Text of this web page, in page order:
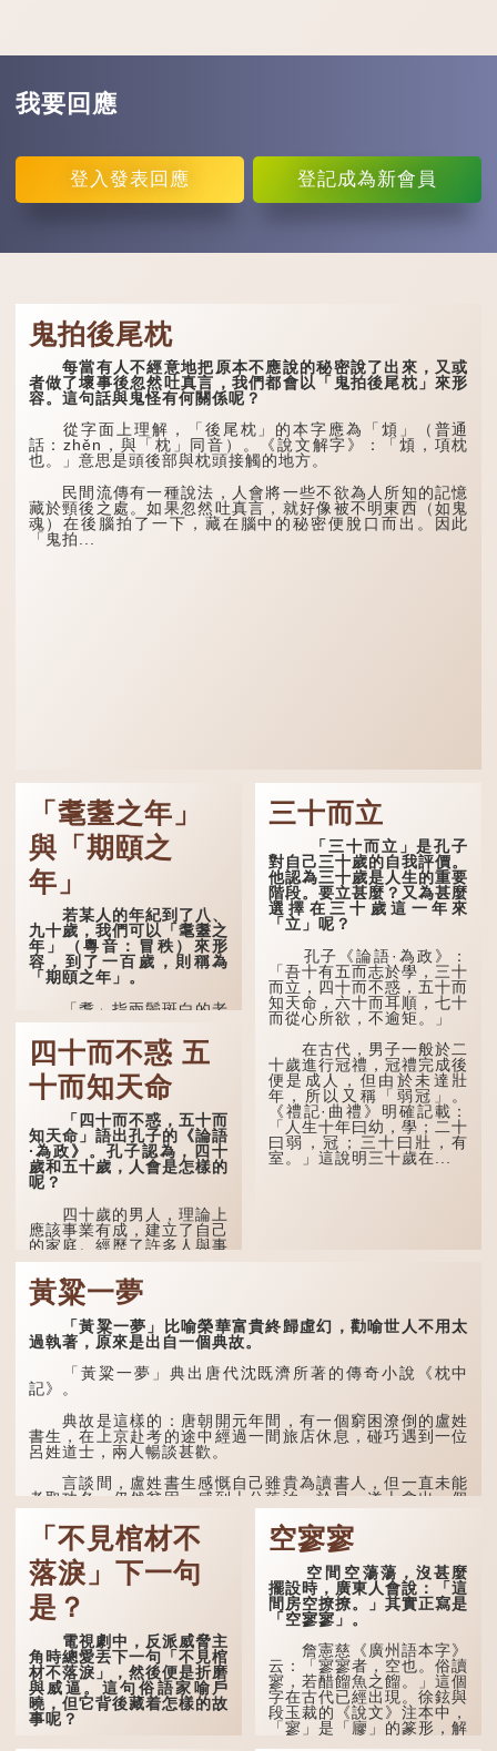
我要回應
登入 發表回應 登記成為新會員
鬼拍後尾枕
每當有人不經意地把原本不應說的秘密說了出來，又或
者做了壞事後忽然吐真言，我們都會以「鬼拍後尾枕」來形
容。這句話與鬼怪有何關係呢？
從字面上理解，「後尾枕」的本字應為「䪴」（普通
話：zhěn，與「枕」同音）。《說文解字》：「䪴，項枕
也。」意思是頭後部與枕頭接觸的地方。
民間流傳有一種說法，人會將一些不欲為人所知的記憶
藏於頸後之處。如果忽然吐真言，就好像被不明東西（如鬼
魂）在後腦拍了一下，藏在腦中的秘密便脫口而出。因此
「鬼拍...
「耄耋之年」
與「期頤之
年」
若某人的年紀到了八、
九十歲，我們可以「耄耋之
年」（粵音：冒秩）來形
容，到了一百歲，則稱為
「期頤之年」。
「耄」指兩鬢斑白的老
人家，亦含有思想紊亂的意
思；「耋」更有跌倒的意
思，也是用來形容老人家
的。
曹操《對酒歌》就曾寫
道：「耄耋皆得以壽終，恩
澤廣及草木昆蟲。」
到了一百歲呢？
頤」。《禮記.曲禮上》：
「百年曰期頤。」鄭玄註：
「期，猶要也；頤，養也。
不知衣服食味，孝子要盡養
道...
四十而不惑 五
十而知天命
「四十而不惑，五十而
知天命」語出孔子的《論語
·為政》。孔子認為，四十
歲和五十歲，人會是怎樣的
呢？
四十歲的男人，理論上
應該事業有成，建立了自己
的家庭。經歷了許多人與事
之後，對事物有了自己的判
斷能力，不會輕易為表象所
迷惑。
孔子在《論語·子罕》
也說：「知者不惑，仁者不
憂，勇者不懼。」「知」與
智慧的「智」相通，四十歲
的男人應已累積足夠智慧，
不再對自己的人生感到困
惑、憂慮與恐懼。
三十而立
「三十而立」是孔子
對自己三十歲的自我評價。
他認為三十歲是人生的重要
階段。要立甚麼？又為甚麼
選擇在三十歲這一年來
「立」呢？
孔子《論語·為政》：
「吾十有五而志於學，三十
而立，四十而不惑，五十而
知天命，六十而耳順，七十
而從心所欲，不逾矩。」
在古代，男子一般於二
十歲進行冠禮，冠禮完成後
便是成人，但由於未達壯
年，所以又稱「弱冠」。
《禮記·曲禮》明確記載：
「人生十年曰幼，學；二十
曰弱，冠；三十曰壯，有
室。」這說明三十歲在...
黃粱一夢
「黃粱一夢」比喻榮華富貴終歸虛幻，勸喻世人不用太
過執著，原來是出自一個典故。
「黃粱一夢」典出唐代沈既濟所著的傳奇小說《枕中
記》。
典故是這樣的：唐朝開元年間，有一個窮困潦倒的盧姓
書生，在上京赴考的途中經過一間旅店休息，碰巧遇到一位
呂姓道士，兩人暢談甚歡。
言談間，盧姓書生感慨自己雖貴為讀書人，但一直未能
考取功名，仍然貧困，感到十分落泊。於是，道士拿出一個
青瓷枕頭，讓...
「不見棺材不
落淚」下一句
是？
電視劇中，反派威脅主
角時總愛丟下一句「不見棺
材不落淚」，然後便是折磨
與威逼。這句俗語家喻戶
曉，但它背後藏着怎樣的故
事呢？
空寥寥
空間空蕩蕩，沒甚麼
擺設時，廣東人會說：「這
間房空撩撩。」其實正寫是
「空寥寥」。
詹憲慈《廣州語本字》
云：「寥寥者，空也。俗讀
寥，若醋餾魚之餾。」這個
字在古代已經出現。徐鉉與
段玉裁的《說文》注本中，
「寥」是「廫」的篆形，解